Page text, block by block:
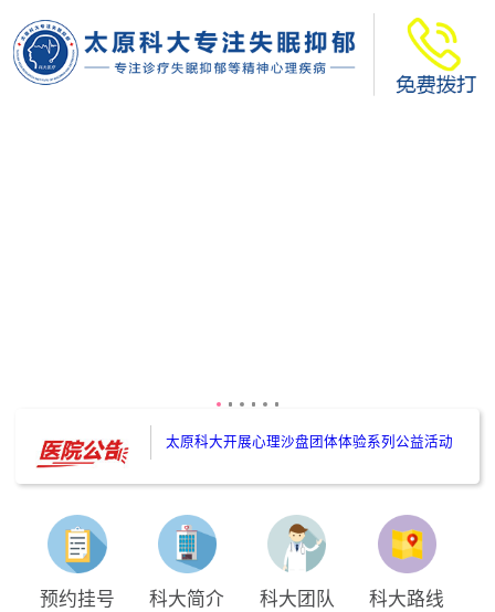
太原科大开展--“心理隐患也是安全隐患”讲座”
太原科大开展心理沙盘团体体验系列公益活动
预约挂号 科大简介 科大团队 科大路线